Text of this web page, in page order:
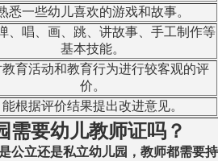
悉一些幼儿喜欢的游戏和故事。
、唱、画、跳、讲故事、手工制作等
基本技能。
育活动和教育行为进行较客观的评
价。
能根据评价结果提出改进意见。
需要幼儿教师证吗？
公立还是私立幼儿园，教师都需要持